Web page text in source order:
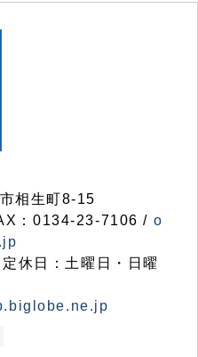
相生町8-15
：0134-23-7106 / o
休日：土曜日・日曜